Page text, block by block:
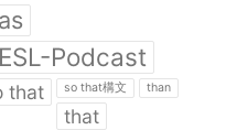
as
ESL-Podcast
that so that構文 than
that